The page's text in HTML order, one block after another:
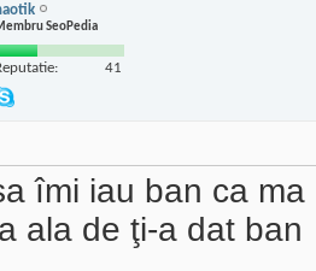
SeoPedia
41
îmi iau ban ca
ala de ţi-a dat ban